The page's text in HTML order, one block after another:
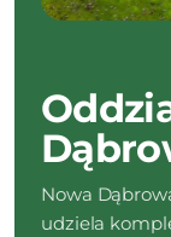
Nowa
udziela